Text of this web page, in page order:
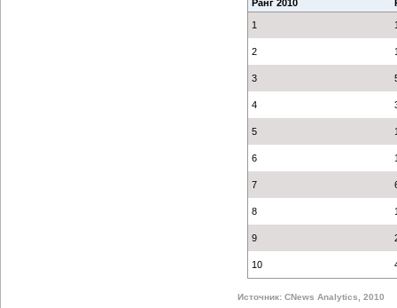
Ранг 2010
1
2
3
4
5
6
7
8
9
10
Источник: CNews Analytics, 2010